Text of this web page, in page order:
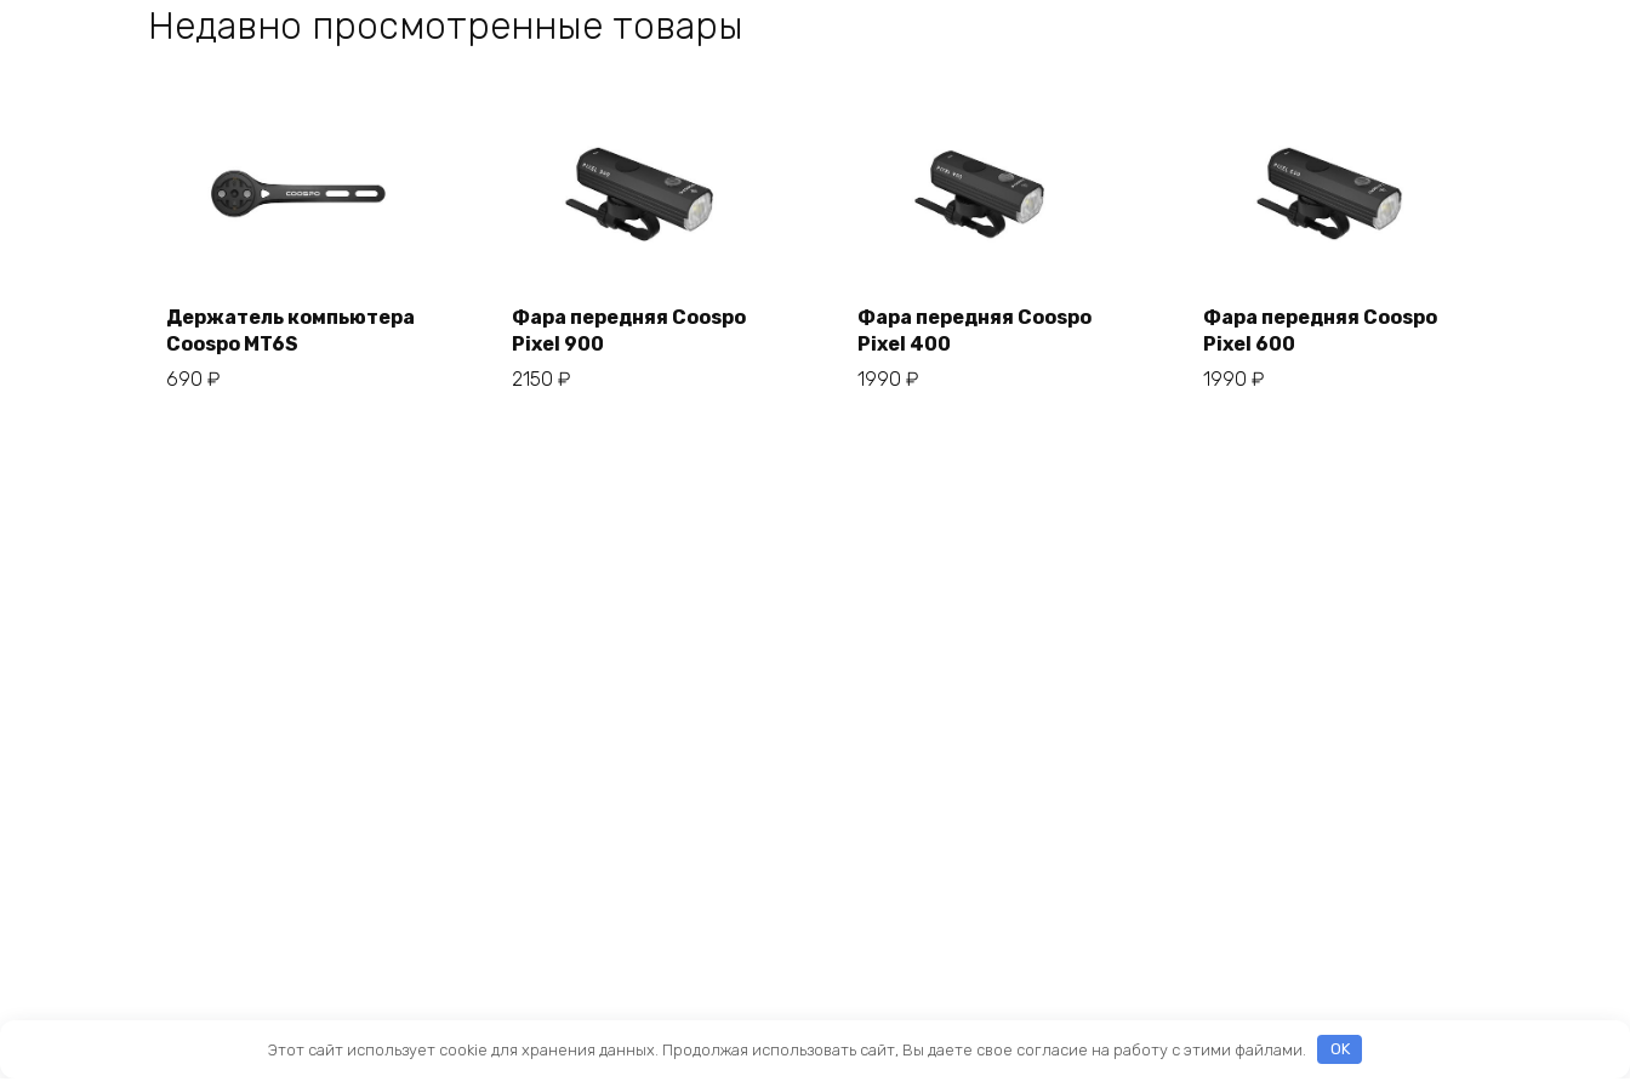
Недавно просмотренные товары
Держатель компьютера
Coospo MT6S
690 ₽
Фара передняя Coospo
Pixel 900
2150 ₽
Фара передняя Coospo
Pixel 400
1990 ₽
Фара передняя Coospo
Pixel 600
1990 ₽
Этот сайт использует cookie для хранения данных. Продолжая использовать сайт, Вы даете свое согласие на работу с этими файлами. OK